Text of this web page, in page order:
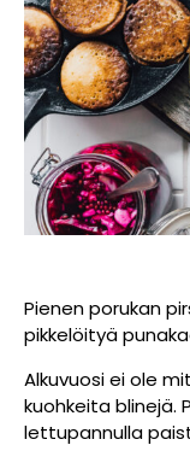
Pienen porukan
pikkelöityä
Alkuvuosi ei ole
kuohkeita blinejä.
lettupannulla